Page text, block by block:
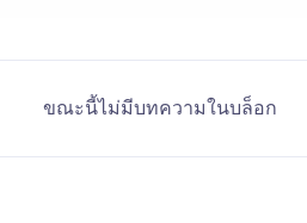
ขณะนี้ไม่มีบทความในบล็อก